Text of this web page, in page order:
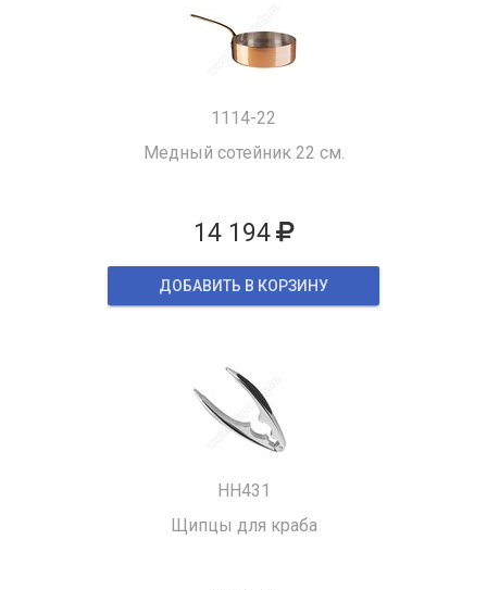
1114-22
Медный сотейник 22 см.
14 194
ДОБАВИТЬ В КОРЗИНУ
HH431
Щипцы для краба